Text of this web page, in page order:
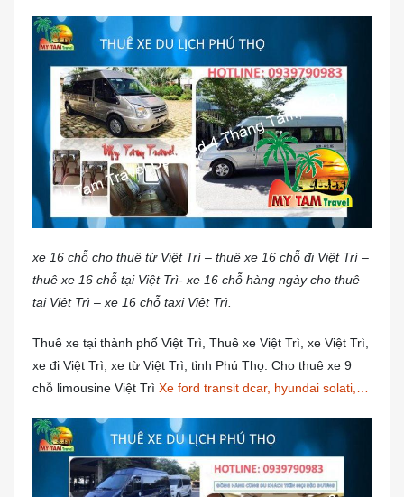
xe 16 chỗ cho thuê từ Việt Trì – thuê xe 16 chỗ đi Việt Trì –
thuê xe 16 chỗ tại Việt Trì- xe 16 chỗ hàng ngày cho thuê
tại Việt Trì – xe 16 chỗ taxi Việt Trì.
Thuê xe tại thành phố Việt Trì, Thuê xe Việt Trì, xe Việt Trì,
xe đi Việt Trì, xe từ Việt Trì, tỉnh Phú Thọ. Cho thuê xe 9
chỗ limousine Việt Trì Xe ford transit dcar, hyundai solati,…